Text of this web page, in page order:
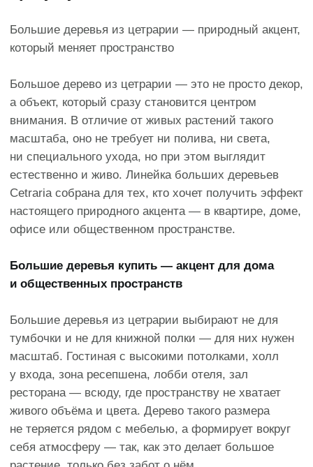
полноценный интерьерный арт-
объект, который формирует
просторных помещений, офисов,
холлов и премиальных интерьеров.